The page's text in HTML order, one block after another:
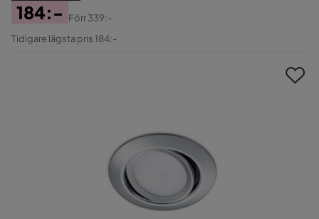
Pris
184:-
Original
Förr339:-
Tidigare lägsta pris 184:-